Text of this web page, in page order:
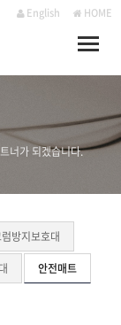
English HOME
Toggle
너가 되겠습니다.
방지보호대
안전매트